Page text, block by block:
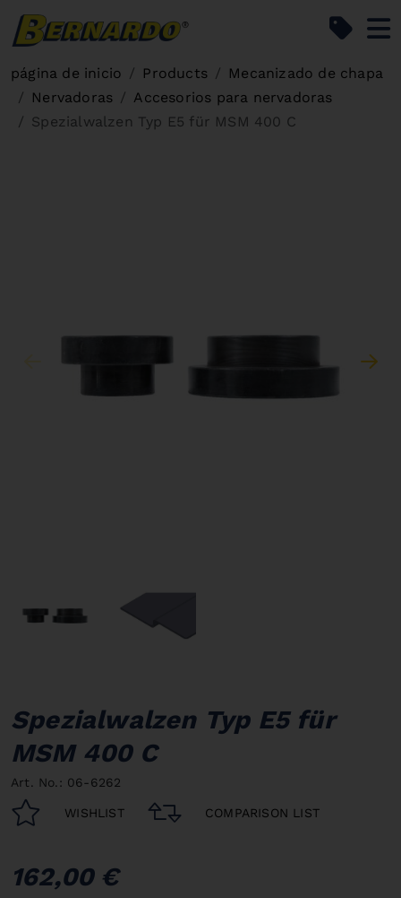
página de inicio Products
Mecanizado de chapa
Nervadoras
Accesorios para nervadoras
Spezialwalzen Typ E5 für MSM 400 C
Spezialwalzen Typ E5 für
MSM 400 C
Art. No.: 06-6262
WISHLIST COMPARISON LIST
162,00 €